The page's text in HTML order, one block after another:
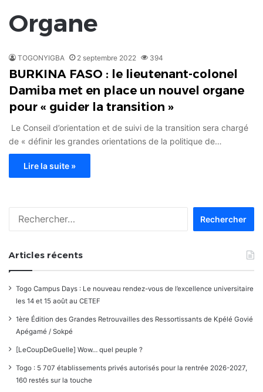
Organe
TOGONYIGBA 2 septembre 2022 394
BURKINA FASO : le lieutenant-colonel
Damiba met en place un nouvel organe
pour « guider la transition »
Le Conseil d’orientation et de suivi de la transition sera chargé
de « définir les grandes orientations de la politique de…
Lire la suite »
Articles récents
Togo Campus Days : Le nouveau rendez-vous de l’excellence universitaire
les 14 et 15 août au CETEF
1ère Édition des Grandes Retrouvailles des Ressortissants de Kpélé Govié
Apégamé / Sokpé
[LeCoupDeGuelle] Wow… quel peuple ?
Togo : 5 707 établissements privés autorisés pour la rentrée 2026-2027,
160 restés sur la touche